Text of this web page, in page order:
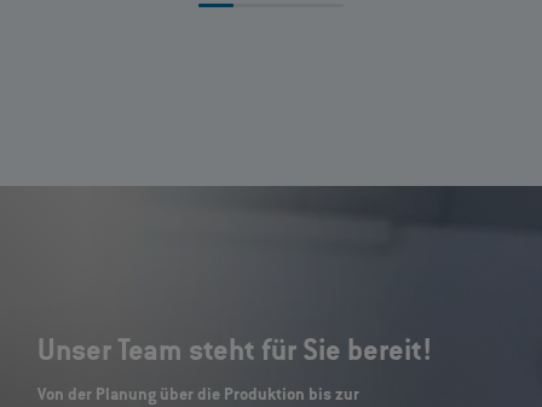
Unser Team steht für Sie bereit!
Von der Planung über die Produktion bis zur